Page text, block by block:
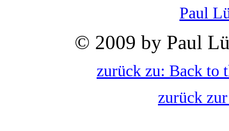
Paul
© 2009 by Paul
zurück zu: Back to
zurück